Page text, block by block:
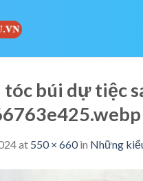
búi dự tiệc
at 550 × 660in Những